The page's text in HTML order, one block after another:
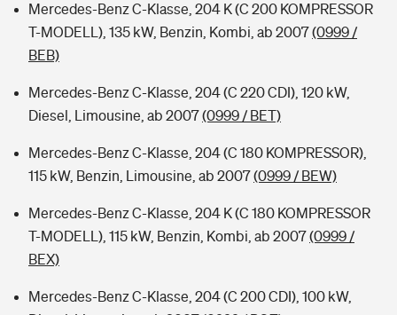
Mercedes-Benz C-Klasse, 204 K (C 200 KOMPRESSOR
T-MODELL), 135 kW, Benzin, Kombi, ab 2007(0999 /
BEB)
Mercedes-Benz C-Klasse, 204 (C 220 CDI), 120 kW,
Diesel, Limousine, ab 2007(0999 / BET)
Mercedes-Benz C-Klasse, 204 (C 180 KOMPRESSOR),
115 kW, Benzin, Limousine, ab 2007(0999 / BEW)
Mercedes-Benz C-Klasse, 204 K (C 180 KOMPRESSOR
T-MODELL), 115 kW, Benzin, Kombi, ab 2007(0999 /
BEX)
Mercedes-Benz C-Klasse, 204 (C 200 CDI), 100 kW,